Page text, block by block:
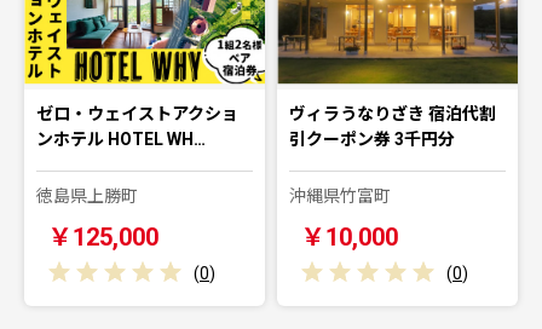
ゼロ・ウェイストアクショ
ンホテル HOTEL WH…
徳島県上勝町
￥125,000
(0)
ヴィラうなりざき 宿泊代割
引クーポン券 3千円分
沖縄県竹富町
￥10,000
(0)